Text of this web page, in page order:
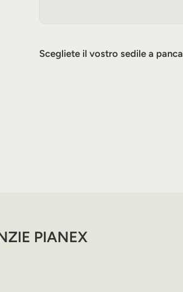
Scegliete il vostro sedile a panca
PIANEX